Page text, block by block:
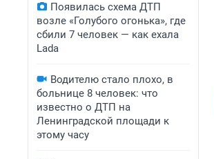
Появилась схема ДТП
возле «Голубого огонька», где
сбили 7 человек — как ехала
Lada
Водителю стало плохо, в
больнице 8 человек: что
известно о ДТП на
Ленинградской площади к
этому часу